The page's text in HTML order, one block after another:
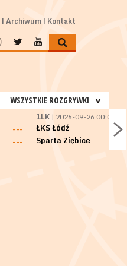
Archiwum Kontakt
WSZYSTKIE ROZGRYWKI
---
---
1LK | 2026-09-26 00:00
ŁKS Łódź
Sparta Ziębice